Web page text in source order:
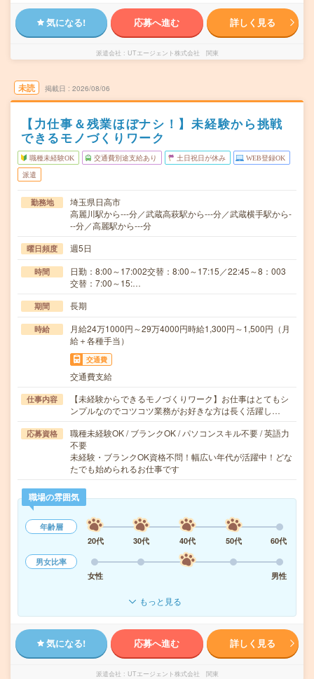
気になる! 応募へ進む 詳しく見る
派遣会社 UTエージェント株式会社 関東
未読 掲載日 2026/08/06
【力仕事＆残業ほぼナシ！】未経験から挑戦
できるモノづくりワーク
職種未経験OK 交通費別途支給あり 土日祝日が休み WEB登録OK
派遣
勤務地
埼玉県日高市
高麗川駅から---分／武蔵高萩駅から---分／武蔵横手駅から-
--分／高麗駅から---分
曜日頻度 週5日
時間
日勤：8:00～17:002交替：8:00～17:15／22:45～8：003
交替：7:00～15:…
期間 長期
時給
月給24万1000円～29万4000円時給1,300円～1,500円（月
給＋各種手当）
交通費
交通費支給
仕事内容
【未経験からできるモノづくりワーク】お仕事はとてもシ
ンプルなのでコツコツ業務がお好きな方は長く活躍し…
応募資格
職種未経験OK / ブランクOK / パソコンスキル不要 / 英語力
不要
未経験・ブランクOK資格不問！幅広い年代が活躍中！どな
たでも始められるお仕事です
職場の雰囲気
年齢層
20代
30代 40代 50代
60代
男女比率
女性
男性
もっと見る
気になる! 応募へ進む 詳しく見る
派遣会社 UTエージェント株式会社 関東